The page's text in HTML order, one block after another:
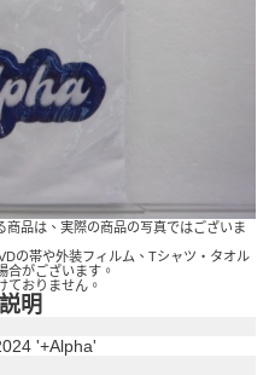
商品は、実際の商品の写真ではございま
の帯や外装フィルム、Tシャツ・タオル
合がございます。
ておりません。
明
'+Alpha'